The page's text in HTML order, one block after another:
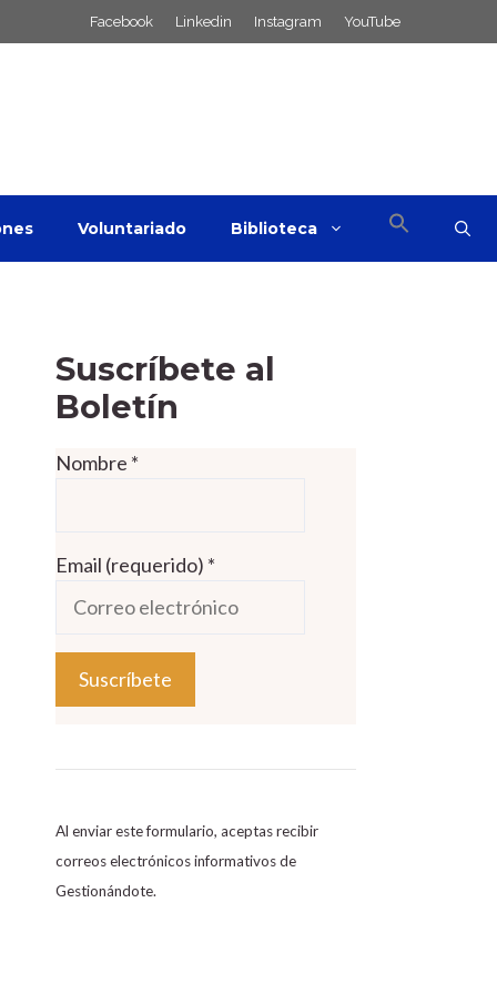
Facebook Linkedin Instagram YouTube
Voluntariado Biblioteca
Suscríbete al
Boletín
Nombre *
Email (requerido) *
o
s
t
a
Al enviar este formulario, aceptas recibir
correos electrónicos informativos de
Gestionándote.